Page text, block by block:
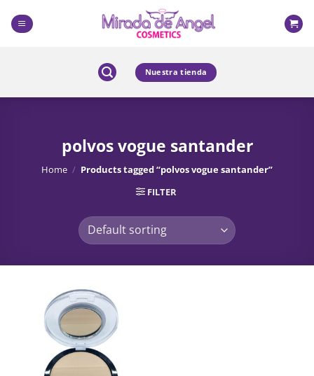
content
Nuestra tienda
polvos vogue santander
Home / Products tagged “polvos vogue santander”
FILTER